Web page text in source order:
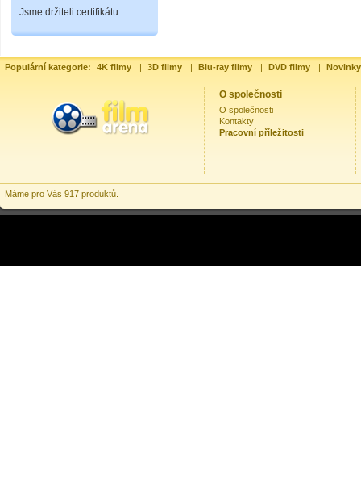
Jsme držiteli certifikátu:
Populární kategorie: 4K filmy | 3D filmy | Blu-ray filmy | DVD filmy |
O společnosti
O společnosti
Kontakty
Pracovní příležitosti
Máme pro Vás 917 produktů.